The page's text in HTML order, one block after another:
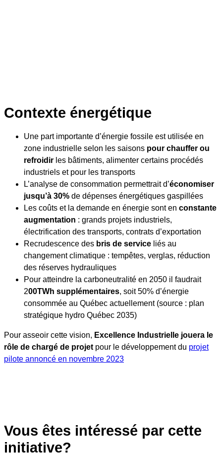
Contexte énergétique
Une part importante d’énergie fossile est utilisée en
zone industrielle selon les saisons pour chauffer ou
refroidir les bâtiments, alimenter certains procédés
industriels et pour les transports
L’analyse de consommation permettrait d’économiser
jusqu’à 30% de dépenses énergétiques gaspillées
Les coûts et la demande en énergie sont en constante
augmentation : grands projets industriels,
électrification des transports, contrats d’exportation
Recrudescence des bris de service liés au
changement climatique : tempêtes, verglas, réduction
des réserves hydrauliques
Pour atteindre la carboneutralité en 2050 il faudrait
200TWh supplémentaires, soit 50% d’énergie
consommée au Québec actuellement (source : plan
stratégique hydro Québec 2035)
Pour asseoir cette vision, Excellence Industrielle jouera le
rôle de chargé de projet pour le développement du projet
pilote annoncé en novembre 2023
Vous êtes intéressé par cette
initiative?